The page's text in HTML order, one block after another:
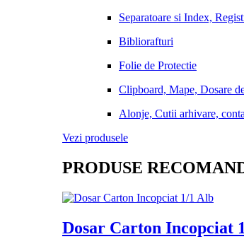
Separatoare si Index,
Bibliorafturi
Folie de Protectie
Clipboard, Mape, Dosare
Alonje, Cutii arhivare,
Vezi produsele
PRODUSE
Dosar Carton Incopciat